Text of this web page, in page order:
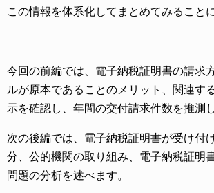
この情報を体系化してまとめてみること
今回の前編では、電子納税証明書の請求
ルが原本であることのメリット、関連す
示を確認し、年間の交付請求件数を推測
次の後編では、電子納税証明書が受け付
分、公的機関の取り組み、電子納税証明
問題の分析を述べます。